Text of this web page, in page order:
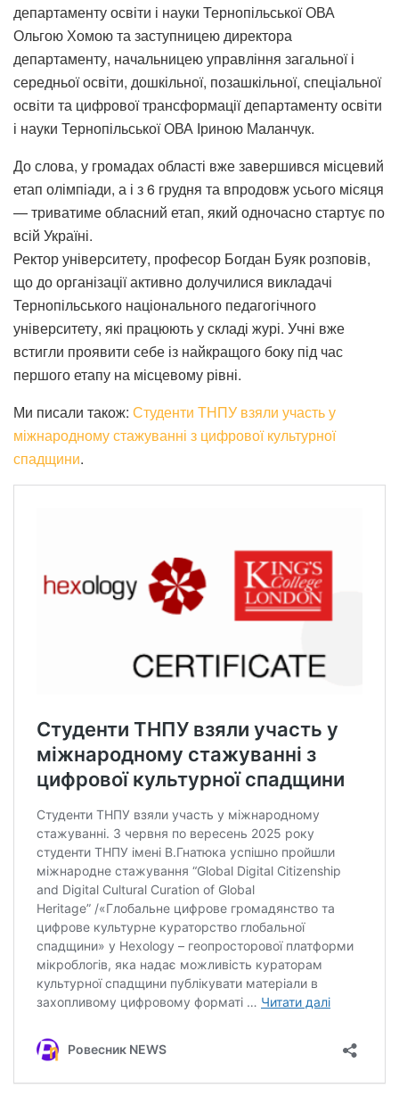
департаменту освіти і науки Тернопільської ОВА
Ольгою Хомою та заступницею директора
департаменту, начальницею управління загальної і
середньої освіти, дошкільної, позашкільної, спеціальної
освіти та цифрової трансформації департаменту освіти
і науки Тернопільської ОВА Іриною Маланчук.
До слова, у громадах області вже завершився місцевий
етап олімпіади, а і з 6 грудня та впродовж усього місяця
— триватиме обласний етап, який одночасно стартує по
всій Україні.
Ректор університету, професор Богдан Буяк розповів,
що до організації активно долучилися викладачі
Тернопільського національного педагогічного
університету, які працюють у складі журі. Учні вже
встигли проявити себе із найкращого боку під час
першого етапу на місцевому рівні.
Ми писали також: Студенти ТНПУ взяли участь у
міжнародному стажуванні з цифрової культурної
спадщини.